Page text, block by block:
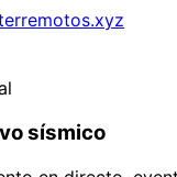
sísmico